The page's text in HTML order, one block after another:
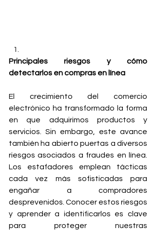
Principales riesgos y cómo
detectarlos en compras en línea
El crecimiento del comercio
electrónico ha transformado la forma
en que adquirimos productos y
servicios. Sin embargo, este avance
también ha abierto puertas a diversos
riesgos asociados a fraudes en línea.
Los estafadores emplean tácticas
cada vez más sofisticadas para
engañar a compradores
desprevenidos. Conocer estos riesgos
y aprender a identificarlos es clave
para proteger nuestras